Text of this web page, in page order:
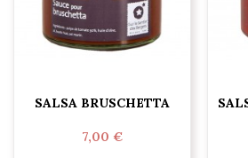
SALSA BRUSCHETTA
7,00 €